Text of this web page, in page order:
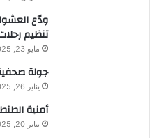
ودّع
تنظيم
مايو 23, 2025
جولة
يناير 26, 2025
أمنية
يناير 20, 2025